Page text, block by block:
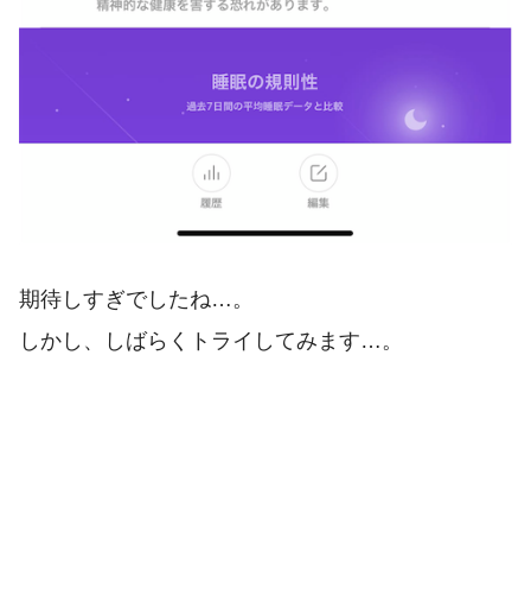
期待しすぎでしたね…。
しかし、しばらくトライしてみます…。